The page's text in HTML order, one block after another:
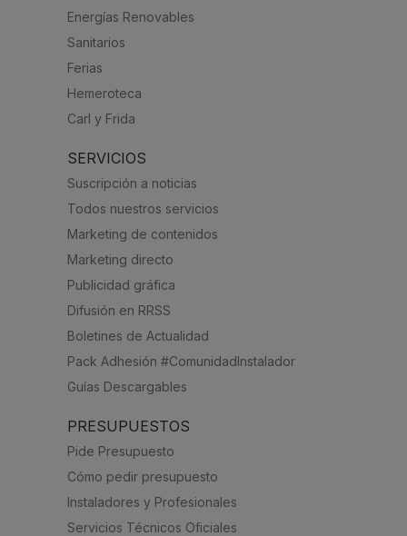
Energías Renovables
Sanitarios
Ferias
Hemeroteca
Carl y Frida
SERVICIOS
Suscripción a noticias
Todos nuestros servicios
Marketing de contenidos
Marketing directo
Publicidad gráfica
Difusión en RRSS
Boletines de Actualidad
Pack Adhesión #ComunidadInstalador
Guías Descargables
PRESUPUESTOS
Pide Presupuesto
Cómo pedir presupuesto
Instaladores y Profesionales
Servicios Técnicos Oficiales